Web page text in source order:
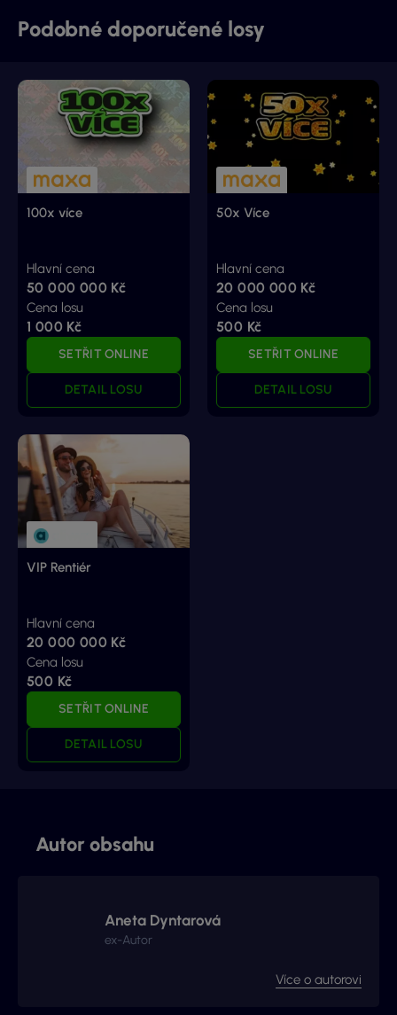
Podobné doporučené losy
100x více
Hlavní cena
50 000 000 Kč
Cena losu
1 000 Kč
SETŘIT ONLINE
DETAIL LOSU
50x Více
Hlavní cena
20 000 000 Kč
Cena losu
500 Kč
SETŘIT ONLINE
DETAIL LOSU
VIP Rentiér
Hlavní cena
20 000 000 Kč
Cena losu
500 Kč
SETŘIT ONLINE
DETAIL LOSU
Autor obsahu
Aneta Dyntarová
ex-Autor
Více o autorovi